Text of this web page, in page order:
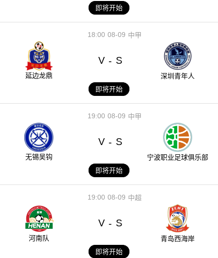
即将开始
08-09
18:00 中甲
延边龙鼎
V - S
深圳青年人
即将开始
08-09
19:00 中甲
无锡吴钩
V - S
宁波职业足球俱乐部
即将开始
08-09
19:00 中超
河南队
V - S
青岛西海岸
即将开始